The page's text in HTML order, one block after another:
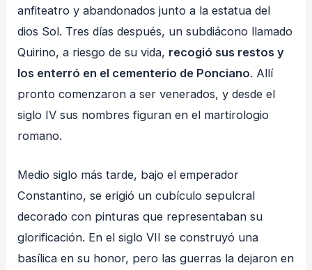
anfiteatro y abandonados junto a la estatua del
dios Sol. Tres días después, un subdiácono llamado
Quirino, a riesgo de su vida, recogió sus restos y
los enterró en el cementerio de Ponciano. Allí
pronto comenzaron a ser venerados, y desde el
siglo IV sus nombres figuran en el martirologio
romano.
Medio siglo más tarde, bajo el emperador
Constantino, se erigió un cubículo sepulcral
decorado con pinturas que representaban su
glorificación. En el siglo VII se construyó una
basílica en su honor, pero las guerras la dejaron en